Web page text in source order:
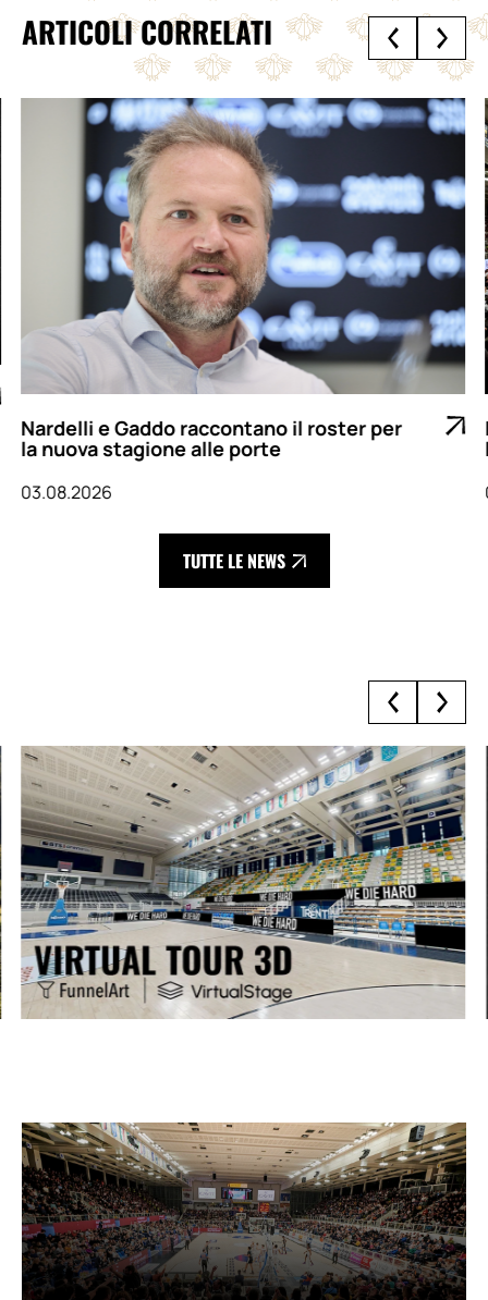
ARTICOLI CORRELATI
Nardelli e Gaddo raccontano il roster per
la nuova stagione alle porte
03.08.2026
TUTTE LE NEWS